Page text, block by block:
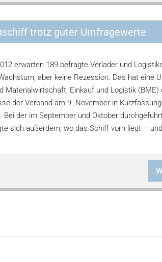
trotz guter Umfragewerte
erwarten 189 befragte Verlader und
aber keine Rezession. Das hat eine
Materialwirtschaft, Einkauf und Logistik (BME)
der Verband am 9. November in Kurzfassung
Bei der im September und Oktober
sich außerdem, wo das Schiff vorn liegt –